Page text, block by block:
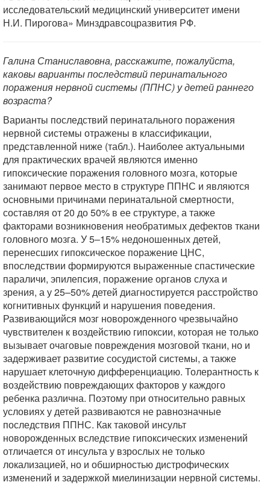
исследовательский медицинский университет имени
Н.И. Пирогова» Минздравсоцразвития РФ.
Галина Станиславовна, расскажите, пожалуйста,
каковы варианты последствий перинатального
поражения нервной системы (ППНС) у детей раннего
возраста?
Варианты последствий перинатального поражения
нервной системы отражены в классификации,
представленной ниже (табл.). Наиболее актуальными
для практических врачей являются именно
гипоксические поражения головного мозга, которые
занимают первое место в структуре ППНС и являются
основными причинами перинатальной смертности,
составляя от 20 до 50% в ее структуре, а также
факторами возникновения необратимых дефектов ткани
головного мозга. У 5–15% недоношенных детей,
перенесших гипоксическое поражение ЦНС,
впоследствии формируются выраженные спастические
параличи, эпилепсия, поражение органов слуха и
зрения, а у 25–50% детей диагностируется расстройство
когнитивных функций и нарушения поведения.
Развивающийся мозг новорожденного чрезвычайно
чувствителен к воздействию гипоксии, которая не только
вызывает очаговые повреждения мозговой ткани, но и
задерживает развитие сосудистой системы, а также
нарушает клеточную дифференциацию. Толерантность к
воздействию повреждающих факторов у каждого
ребенка различна. Поэтому при относительно равных
условиях у детей развиваются не равнозначные
последствия ППНС. Как таковой инсульт
новорожденных вследствие гипоксических изменений
отличается от инсульта у взрослых не только
локализацией, но и обширностью дистрофических
изменений и задержкой миелинизации нервной системы.